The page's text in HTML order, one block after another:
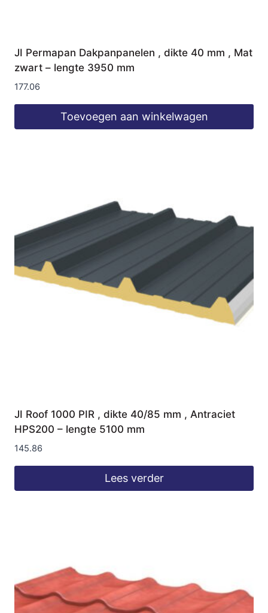
JI Permapan Dakpanpanelen , dikte 40 mm , Mat
zwart – lengte 3950 mm
177.06
Toevoegen aan winkelwagen
JI Roof 1000 PIR , dikte 40/85 mm , Antraciet
HPS200 – lengte 5100 mm
145.86
Lees verder